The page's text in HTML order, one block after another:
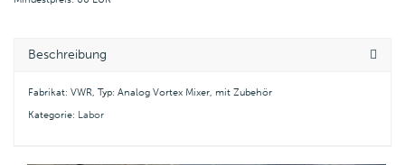
Beschreibung
Fabrikat: VWR, Typ: Analog Vortex Mixer, mit Zubehör
Kategorie: Labor